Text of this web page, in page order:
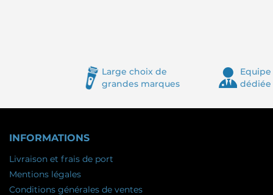
Large choix de
grandes marques
Equipe
dédiée
INFORMATIONS
Livraison et frais de port
Mentions légales
Conditions générales de ventes